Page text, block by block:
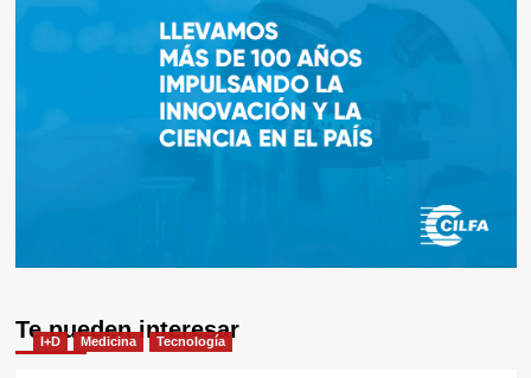
Te pueden interesar
I+D Medicina Tecnología